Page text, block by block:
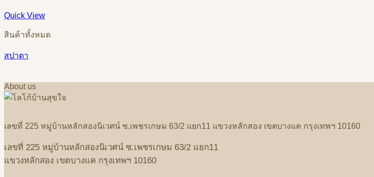
Quick View
สินค้าทั้งหมด
สปาตา
About us
เลขที่ 225 หมู่บ้านหลักสองนิเวศน์ ซ.เพชรเกษม 63/2 แยก11 แขวงหลักสอง เขตบางแค กรุงเทพฯ 10160
เลขที่ 225 หมู่บ้านหลักสองนิเวศน์ ซ.เพชรเกษม 63/2 แยก11
แขวงหลักสอง เขตบางแค กรุงเทพฯ 10160